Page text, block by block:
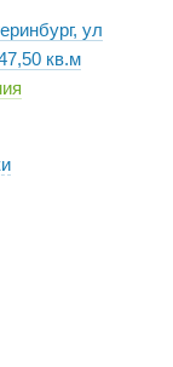
ул
кв.м